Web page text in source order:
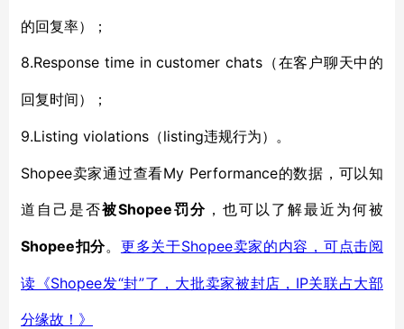
的回复率）；
8.Response time in customer chats （在客户聊天中的
回复时间）；
9.Listing violations （listing违规行为）。
Shopee卖家通过查看My Performance的数据，可以知
道自己是否被Shopee罚分 ，也可以了解最近为何被
Shopee扣分。 更多关于Shopee卖家的内容，可点击阅
读《Shopee发“封”了，大批卖家被封店，IP关联占大部
分缘故！》